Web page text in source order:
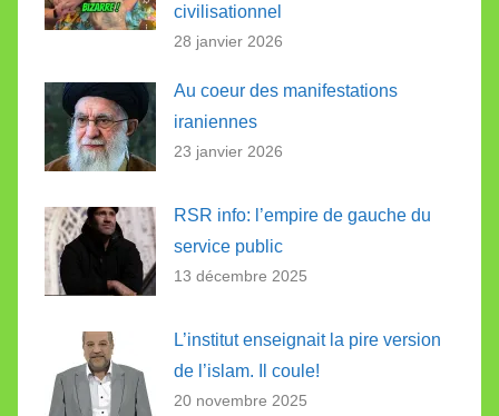
civilisationnel
28 janvier 2026
Au coeur des manifestations
iraniennes
23 janvier 2026
RSR info: l’empire de gauche du
service public
13 décembre 2025
L’institut enseignait la pire version
de l’islam. Il coule!
20 novembre 2025